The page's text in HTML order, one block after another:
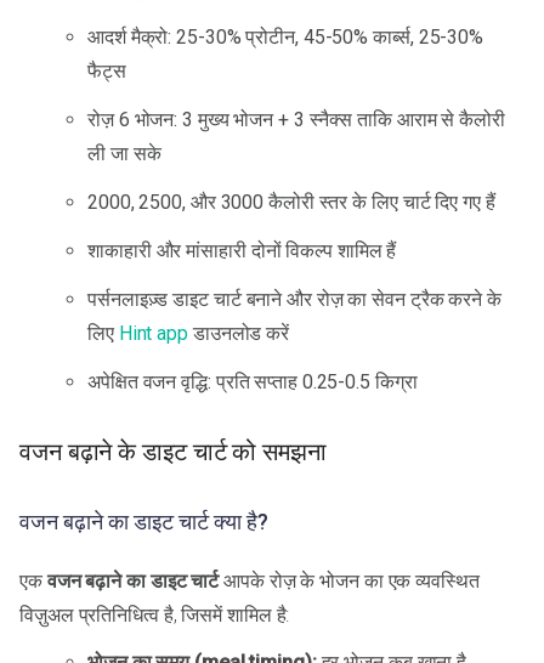
आदर्श मैक्रो: 25-30% प्रोटीन, 45-50% कार्ब्स, 25-30%
फैट्स
रोज़ 6 भोजन: 3 मुख्य भोजन + 3 स्नैक्स ताकि आराम से कैलोरी
ली जा सके
2000, 2500, और 3000 कैलोरी स्तर के लिए चार्ट दिए गए हैं
शाकाहारी और मांसाहारी दोनों विकल्प शामिल हैं
पर्सनलाइज़्ड डाइट चार्ट बनाने और रोज़ का सेवन ट्रैक करने के
लिए Hint appडाउनलोड करें
अपेक्षित वजन वृद्धि: प्रति सप्ताह 0.25-0.5 किग्रा
वजन बढ़ाने के डाइट चार्ट को समझना
वजन बढ़ाने का डाइट चार्ट क्या है?
एकवजन बढ़ाने का डाइट चार्टआपके रोज़ के भोजन का एक व्यवस्थित
विज़ुअल प्रतिनिधित्व है, जिसमें शामिल है: